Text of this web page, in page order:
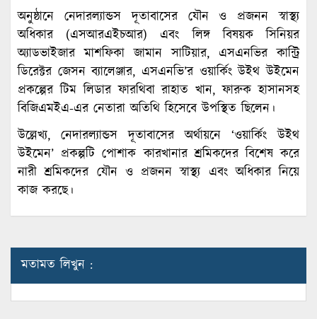
অনুষ্ঠানে নেদারল্যান্ডস দূতাবাসের যৌন ও প্রজনন স্বাস্থ্য
অধিকার (এসআরএইচআর) এবং লিঙ্গ বিষয়ক সিনিয়র
অ্যাডভাইজার মাশফিকা জামান সাটিয়ার, এসএনভির কান্ট্রি
ডিরেক্টর জেসন ব্যালেঞ্জার, এসএনভি’র ওয়ার্কিং উইথ উইমেন
প্রকল্পের টিম লিডার ফারথিবা রাহাত খান, ফারুক হাসানসহ
বিজিএমইএ-এর নেতারা অতিথি হিসেবে উপস্থিত ছিলেন।
উল্লেখ্য, নেদারল্যান্ডস দূতাবাসের অর্থায়নে ‘ওয়ার্কিং উইথ
উইমেন’ প্রকল্পটি পোশাক কারখানার শ্রমিকদের বিশেষ করে
নারী শ্রমিকদের যৌন ও প্রজনন স্বাস্থ্য এবং অধিকার নিয়ে
কাজ করছে।
মতামত লিখুন :